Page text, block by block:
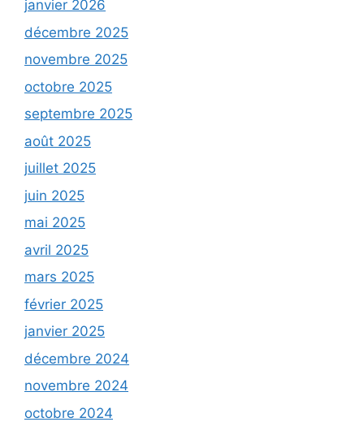
janvier 2026
décembre 2025
novembre 2025
octobre 2025
septembre 2025
août 2025
juillet 2025
juin 2025
mai 2025
avril 2025
mars 2025
février 2025
janvier 2025
décembre 2024
novembre 2024
octobre 2024